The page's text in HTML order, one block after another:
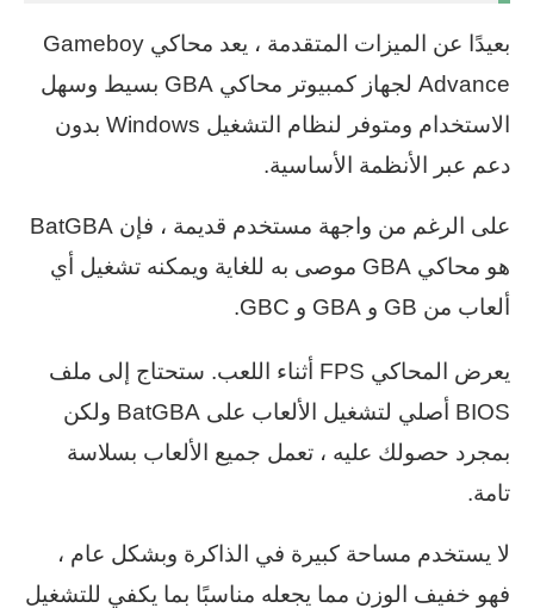
بعيدًا عن الميزات المتقدمة ، يعد محاكي Gameboy
Advance لجهاز كمبيوتر محاكي GBA بسيط وسهل
الاستخدام ومتوفر لنظام التشغيل Windows بدون
دعم عبر الأنظمة الأساسية.
على الرغم من واجهة مستخدم قديمة ، فإن BatGBA
هو محاكي GBA موصى به للغاية ويمكنه تشغيل أي
ألعاب من GB و GBA و GBC.
يعرض المحاكي FPS أثناء اللعب. ستحتاج إلى ملف
BIOS أصلي لتشغيل الألعاب على BatGBA ولكن
بمجرد حصولك عليه ، تعمل جميع الألعاب بسلاسة
تامة.
لا يستخدم مساحة كبيرة في الذاكرة وبشكل عام ،
فهو خفيف الوزن مما يجعله مناسبًا بما يكفي للتشغيل